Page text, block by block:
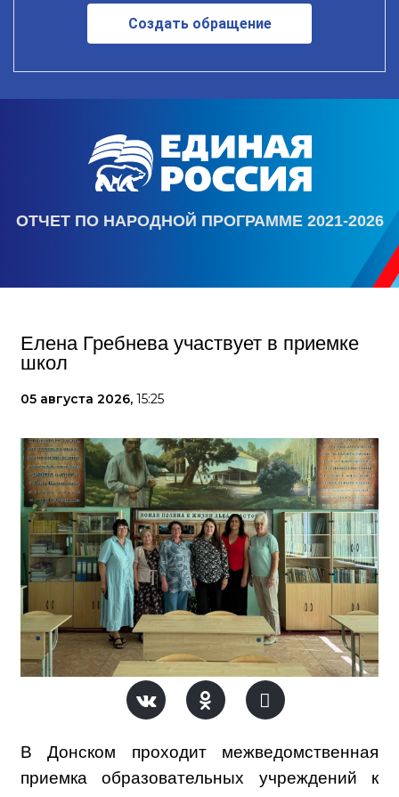
Создать обращение
ОТЧЕТ ПО НАРОДНОЙ ПРОГРАММЕ 2021-2026
Елена Гребнева участвует в приемке
школ
05 августа 2026, 15:25
В Донском проходит межведомственная
приемка образовательных учреждений к